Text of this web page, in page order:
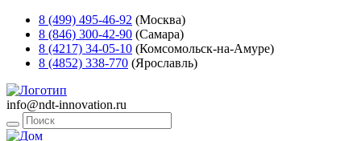
8 (499) 495-46-92 (Москва)
8 (846) 300-42-90 (Самара)
8 (4217) 34-05-10 (Комсомольск-на-Амуре)
8 (4852) 338-770 (Ярославль)
info@ndt-innovation.ru